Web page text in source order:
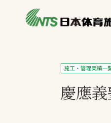
ニュース
ライブラリ
施工・管理実績一
慶應